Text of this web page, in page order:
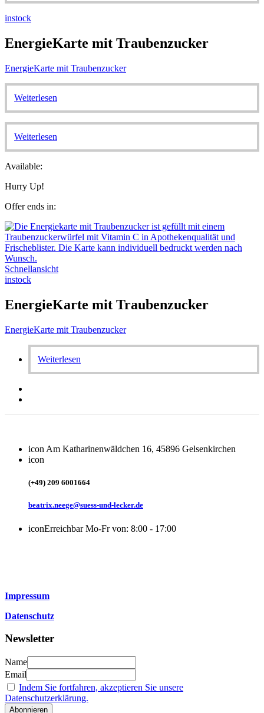
instock
EnergieKarte mit Traubenzucker
EnergieKarte mit Traubenzucker
Weiterlesen
Weiterlesen
Available:
Hurry Up!
Offer ends in:
Schnellansicht
instock
EnergieKarte mit Traubenzucker
EnergieKarte mit Traubenzucker
Weiterlesen
icon Am Katharinenwäldchen 16, 45896 Gelsenkirchen
icon
(+49) 209 6001664
beatrix.neege@suess-und-lecker.de
iconErreichbar Mo-Fr von: 8:00 - 17:00
Impressum
Datenschutz
Newsletter
Name
Email
Indem Sie fortfahren, akzeptieren Sie unsere
Datenschutzerklärung.